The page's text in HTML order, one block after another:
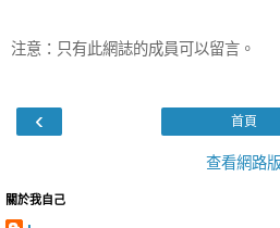
注意：只有此網誌的成員可以留言。
‹ 首頁
查看網路
關於我自己